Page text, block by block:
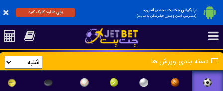
اپلیکیشن جت بت مختص اندروید
(دسترسی آسان و بدون فیلترشکن به سایت)
برای دانلود کلیک کنید
دسته بندی ورزش ها